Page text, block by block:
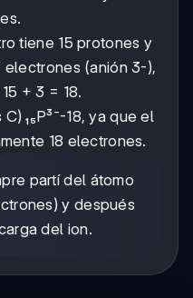
tiene 15 protones y
electrones (anión 3-),
+ 3 = 18.
₁₅P³⁻-18, ya que el
18 electrones.
partí del átomo
y después
del ion.